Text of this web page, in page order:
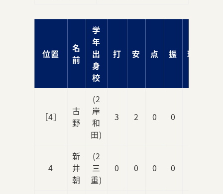
位置
名
前
学
年
出
身
校
打 安 点 振 球
［4］
古
野
(2
岸
和
田)
3 2 0 0
4
新
井
朝
(2
三
重)
0 0 0 0